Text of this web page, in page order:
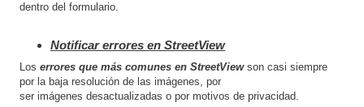
dentro del formulario.
Notificar errores en StreetView
Los errores que más comunes en StreetViewson casi siempre
por la baja resolución de las imágenes, por
ser imágenes desactualizadas o por motivos de privacidad.